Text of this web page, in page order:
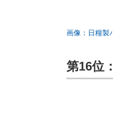
画像：日糧製
第16位